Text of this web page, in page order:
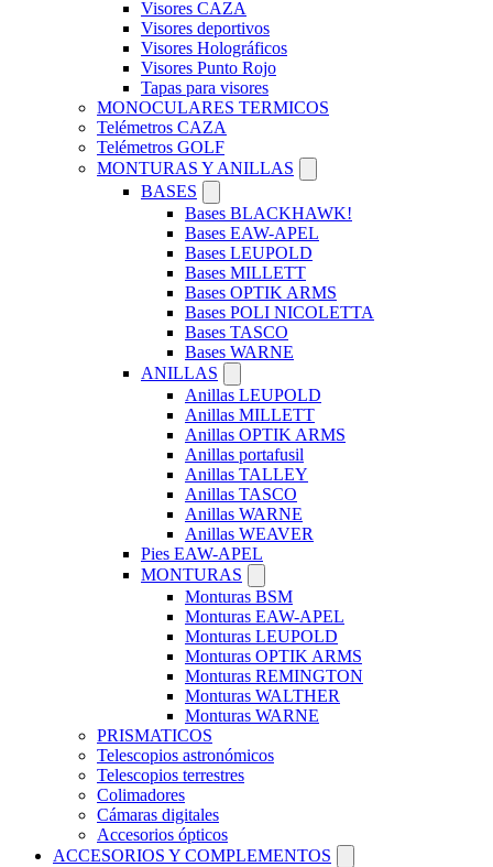
Visores CAZA
Visores deportivos
Visores Holográficos
Visores Punto Rojo
Tapas para visores
MONOCULARES TERMICOS
Telémetros CAZA
Telémetros GOLF
MONTURAS Y ANILLAS
BASES
Bases BLACKHAWK!
Bases EAW-APEL
Bases LEUPOLD
Bases MILLETT
Bases OPTIK ARMS
Bases POLI NICOLETTA
Bases TASCO
Bases WARNE
ANILLAS
Anillas LEUPOLD
Anillas MILLETT
Anillas OPTIK ARMS
Anillas portafusil
Anillas TALLEY
Anillas TASCO
Anillas WARNE
Anillas WEAVER
Pies EAW-APEL
MONTURAS
Monturas BSM
Monturas EAW-APEL
Monturas LEUPOLD
Monturas OPTIK ARMS
Monturas REMINGTON
Monturas WALTHER
Monturas WARNE
PRISMATICOS
Telescopios astronómicos
Telescopios terrestres
Colimadores
Cámaras digitales
Accesorios ópticos
ACCESORIOS Y COMPLEMENTOS